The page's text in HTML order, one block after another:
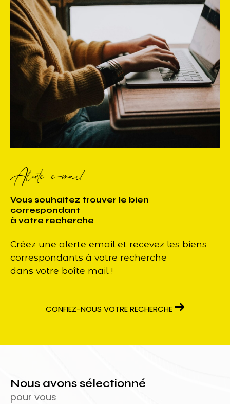
Alerte e-mail
Vous souhaitez trouver le bien
correspondant
à votre recherche
Créez une alerte email et recevez les biens
correspondants à votre recherche
dans votre boîte mail !
CONFIEZ-NOUS VOTRE RECHERCHE
Nous avons sélectionné
pour vous